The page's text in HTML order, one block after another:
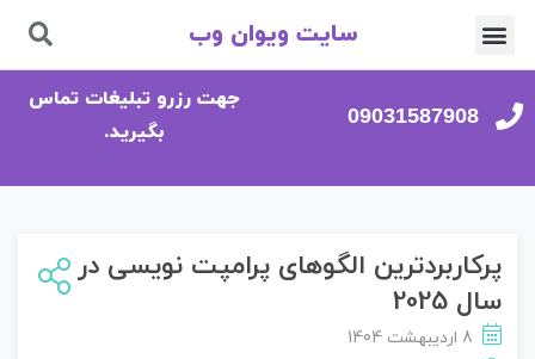
سایت ویوان وب
09031587908
جهت رزرو تبلیغات تماس
بگیرید.
پرکاربردترین الگوهای پرامپت‌ نویسی در
سال 2025
8 اردیبهشت 1404